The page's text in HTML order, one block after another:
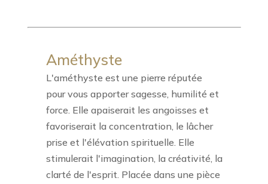
Améthyste
L'améthyste est une pierre réputée
pour vous apporter sagesse, humilité et
force. Elle apaiserait les angoisses et
favoriserait la concentration, le lâcher
prise et l'élévation spirituelle. Elle
stimulerait l'imagination, la créativité, la
clarté de l'esprit. Placée dans une pièce